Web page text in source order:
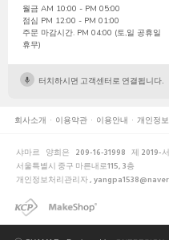
월금 AM 10:00 - PM 05:00
점심 PM 12:00 - PM 01:00
주문 마감시간. PM 04:00 (토,일 공휴일
휴무)
터치하시면 고객센터로 연결됩니다.
회사소개 이용약관 이용안내 개인정
샤마르 양희은 209-16-31998 제 2019-
서울특별시 중구 마른내로115, 3층
개인정보처리관리자 ,